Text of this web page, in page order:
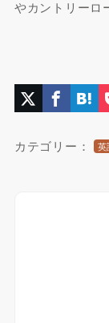
やカントリー
カテゴリー： 英